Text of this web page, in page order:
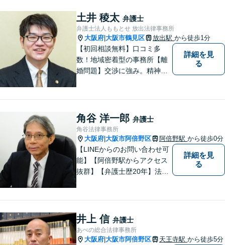
土井 稜太 弁護士
弁護士法人ももとせ 放出法律事務所
大阪府 大阪市鶴見区 放出駅 から徒歩1分
【初回相談無料】口コミ多
数！地域密着型の事務所【離
婚問題】交渉に強み。精神的
迅速かつ丁寧な対応を心が
け、満足度の高い解決を目指
します【放出駅1分】
詳細を見
る
角谷 洋一郎 弁護士
角谷法律事務所
大阪府 大阪市阿倍野区 阿倍野駅 から徒歩0分
【LINEからのお問い合わせ可
能】【阿倍野駅からアクセス
抜群】【弁護士歴20年】法テ
トップ対応が強み！交通事故
／遺産分割／離婚／債務整理
／その他
詳細を見
る
井上 信 弁護士
あべの総合法律事務所
大阪府 大阪市阿倍野区 天王寺駅 から徒歩5分